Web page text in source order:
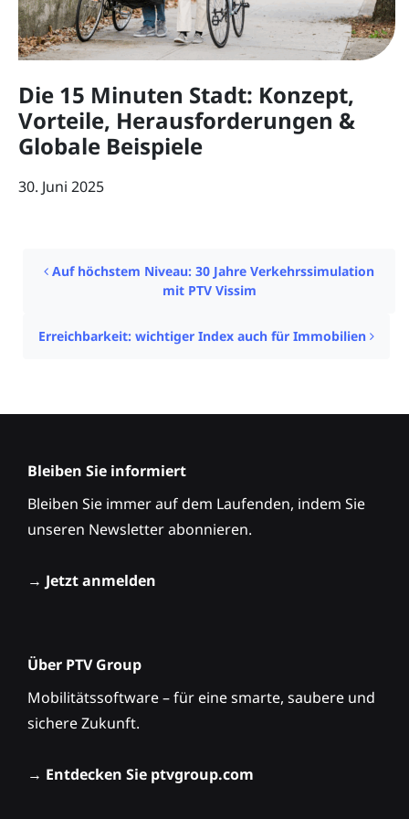
Die 15 Minuten Stadt: Konzept,
Vorteile, Herausforderungen &
Globale Beispiele
30. Juni 2025
Auf höchstem Niveau: 30 Jahre Verkehrssimulation
mit PTV Vissim
Erreichbarkeit: wichtiger Index auch für Immobilien
Bleiben Sie informiert
Bleiben Sie immer auf dem Laufenden, indem Sie
unseren Newsletter abonnieren.
→ Jetzt anmelden
Über PTV Group
Mobilitätssoftware – für eine smarte, saubere und
sichere Zukunft.
→ Entdecken Sie ptvgroup.com